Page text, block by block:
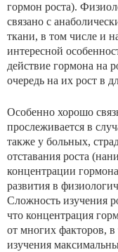
гормон роста).
связано с
ткани, в том числе и
интересной
действие гормона на
очередь на их рост в
Особенно хорошо
прослеживается в
также у больных,
отставания роста
концентрации
развития в
Сложность изучения
что концентрация
от многих факторов,
изучения